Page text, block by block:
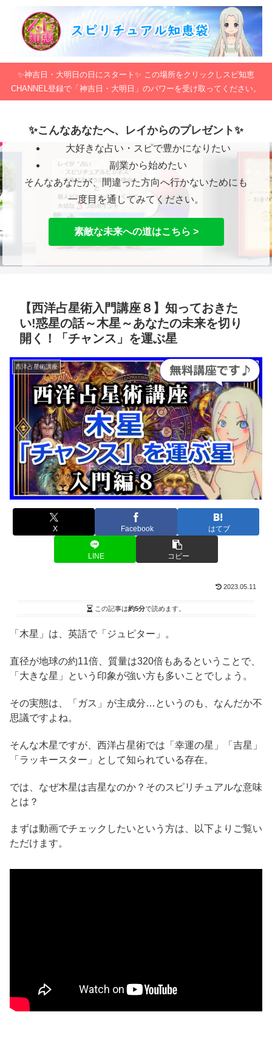
✨神吉日・大明日の日にスタート✨ この場所をクリックしスピ知恵
CHANNEL登録で「神吉日・大明日」のパワーを受け取ってください。
✨こんなあなたへ、レイからのプレゼント✨
大好きな占い・スピで豊かになりたい
副業から始めたい
そんなあなたが、間違った方向へ行かないためにも
一度目を通してみてください。
素敵な未来への道はこちら >
【西洋占星術入門講座８】知っておきた
い!惑星の話～木星～あなたの未来を切り
開く！「チャンス」を運ぶ星
西洋占星術講座
X Facebook はてブ
LINE コピー
2023.05.11
この記事は約5分で読めます。
「木星」は、英語で「ジュピター」。
直径が地球の約11倍、質量は320倍もあるということで、
「大きな星」という印象が強い方も多いことでしょう。
その実態は、「ガス」が主成分…というのも、なんだか不
思議ですよね。
そんな木星ですが、西洋占星術では「幸運の星」「吉星」
「ラッキースター」として知られている存在。
では、なぜ木星は吉星なのか？そのスピリチュアルな意味
とは？
まずは動画でチェックしたいという方は、以下よりご覧い
ただけます。